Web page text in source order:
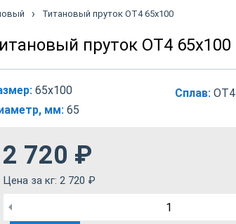
› Титановый пруток ОТ4 65х100
пруток ОТ4 65х100
65х100
мм: 65
Сплав: ОТ4
2 720 ₽
Цена за кг: 2 720 ₽